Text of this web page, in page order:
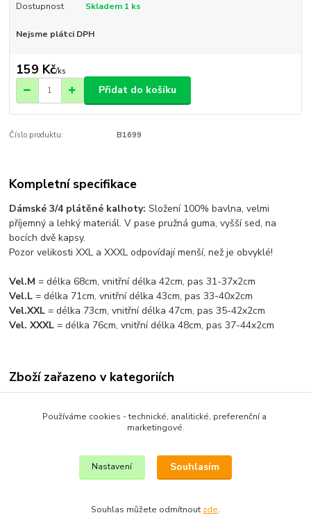
Dostupnost Skladem 1 ks
Nejsme plátci DPH
159 Kč/ks
Přidat do košíku
Číslo produktu: B1699
Kompletní specifikace
Dámské 3/4 plátěné kalhoty: Složení 100% bavlna, velmi
příjemný a lehký materiál. V pase pružná guma, vyšší sed, na
bocích dvě kapsy.
Pozor velikosti XXL a XXXL odpovídají menší, než je obvyklé!
Vel.M= délka 68cm, vnitřní délka 42cm, pas 31-37x2cm
Vel.L= délka 71cm, vnitřní délka 43cm, pas 33-40x2cm
Vel.XXL= délka 73cm, vnitřní délka 47cm, pas 35-42x2cm
Vel. XXXL= délka 76cm, vnitřní délka 48cm, pas 37-44x2cm
Zboží zařazeno v kategoriích
DÁMSKÉ OBLEČENÍ
Používáme cookies - technické, analitické, preferenční a
marketingové.
Nastavení Souhlasím
Souhlas můžete odmítnout zde.